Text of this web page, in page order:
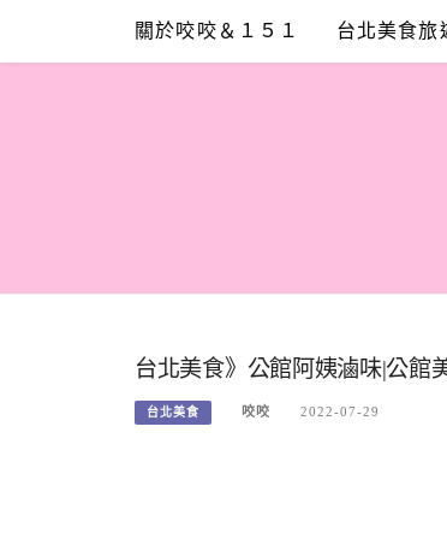
content
關於咬咬＆１５１ 台北美食旅
台北美食》公館阿姨滷味|公館
台北美食 咬咬 2022-07-29